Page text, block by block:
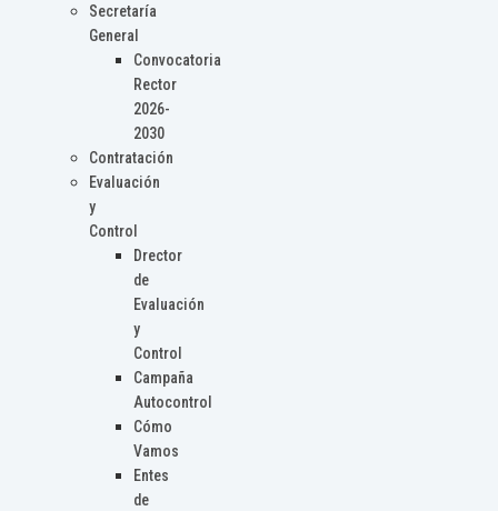
Secretaría
General
Convocatoria
Rector
2026-
2030
Contratación
Evaluación
y
Control
Drector
de
Evaluación
y
Control
Campaña
Autocontrol
Cómo
Vamos
Entes
de